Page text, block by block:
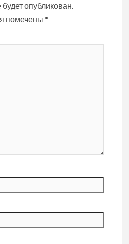
опубликован.
помечены *